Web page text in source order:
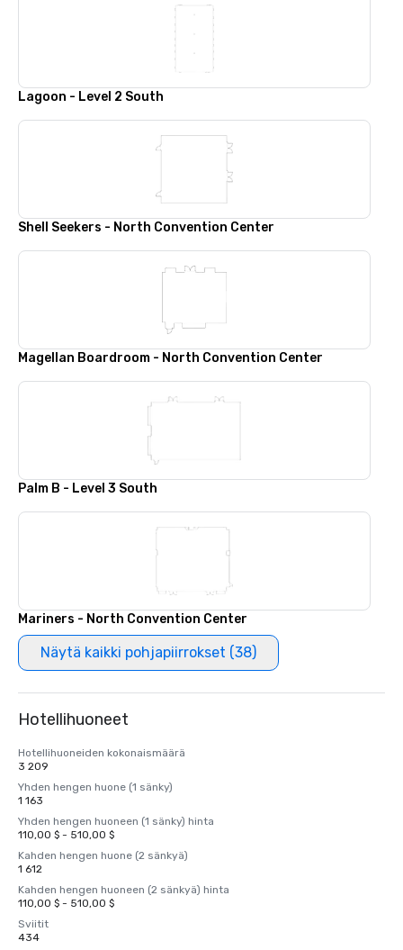
Lagoon - Level 2 South
Shell Seekers - North Convention Center
Magellan Boardroom - North Convention Center
Palm B - Level 3 South
Mariners - North Convention Center
Näytä kaikki pohjapiirrokset (38)
Hotellihuoneet
Hotellihuoneiden kokonaismäärä
3 209
Yhden hengen huone (1 sänky)
1 163
Yhden hengen huoneen (1 sänky) hinta
110,00 $ - 510,00 $
Kahden hengen huone (2 sänkyä)
1 612
Kahden hengen huoneen (2 sänkyä) hinta
110,00 $ - 510,00 $
Sviitit
434